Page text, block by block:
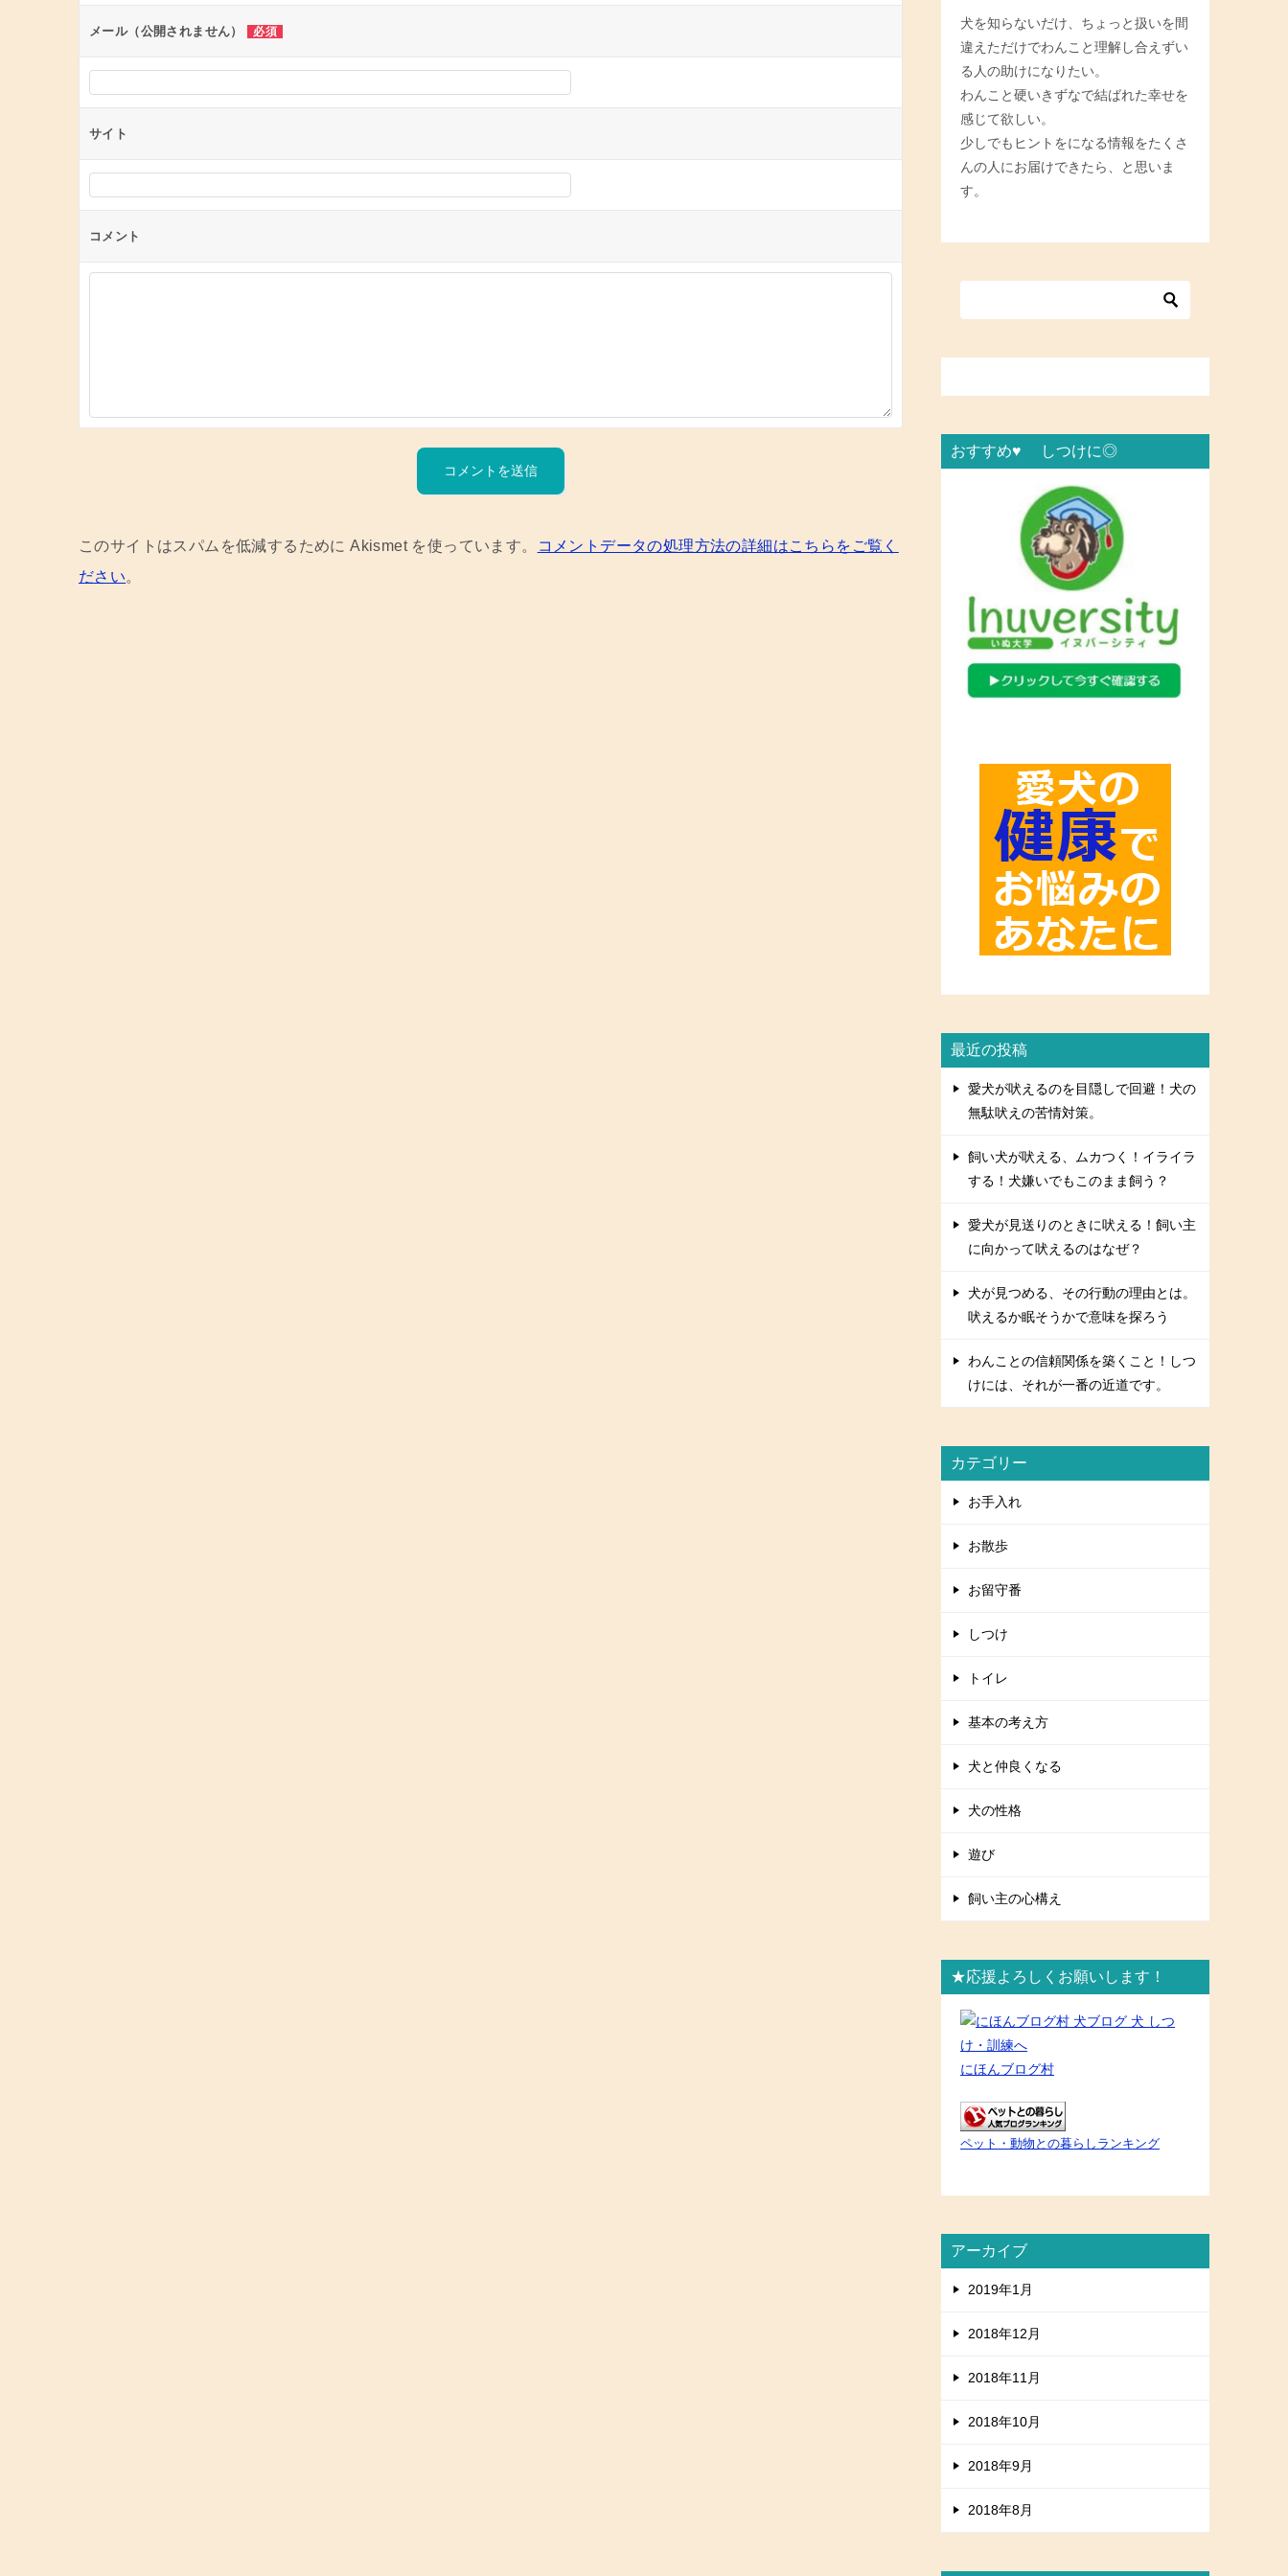
ン
メール（公開されません） 必須
サイト
コメント
このサイトはスパムを低減するために Akismet を使っています。
コメントデータの処理方法の詳細はこちらをご覧く
ださい。
犬を知らないだけ、ちょっと扱いを間
違えただけでわんこと理解し合えずい
る人の助けになりたい。
わんこと硬いきずなで結ばれた幸せを
感じて欲しい。
少しでもヒントをになる情報をたくさ
んの人にお届けできたら、と思いま
す。
おすすめ♥ しつけに◎
最近の投稿
愛犬が吠えるのを目隠しで回避！犬の
無駄吠えの苦情対策。
飼い犬が吠える、ムカつく！イライラ
する！犬嫌いでもこのまま飼う？
愛犬が見送りのときに吠える！飼い主
に向かって吠えるのはなぜ？
犬が見つめる、その行動の理由とは。
吠えるか眠そうかで意味を探ろう
わんことの信頼関係を築くこと！しつ
けには、それが一番の近道です。
カテゴリー
お手入れ
お散歩
お留守番
しつけ
トイレ
基本の考え方
犬と仲良くなる
犬の性格
遊び
飼い主の心構え
★応援よろしくお願いします！
にほんブログ村
ペット・動物との暮らしランキング
アーカイブ
2019年1月
2018年12月
2018年11月
2018年10月
2018年9月
2018年8月